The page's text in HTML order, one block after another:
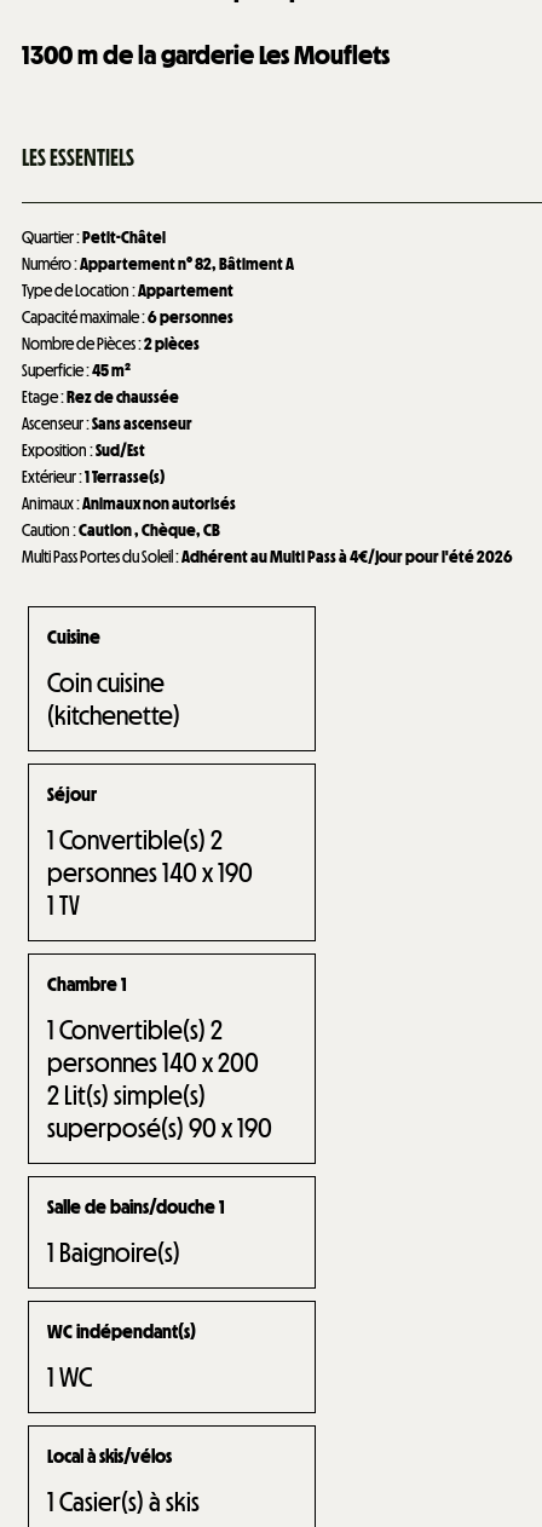
1300m de la garderie Les Mouflets
LES ESSENTIELS
Quartier:Petit-Châtel
Numéro:Appartement n°82 Bâtiment A
Type de Location:Appartement
Capacité maximale:6 personnes
Nombre de Pièces:2 pièces
Superficie:45m²
Etage:Rez de chaussée
Ascenseur:Sans ascenseur
Exposition:Sud/Est
Extérieur:1Terrasse(s)
Animaux:Animaux non autorisés
Caution:Caution Chèque CB
Multi Pass Portes du Soleil :Adhérent au Multi Pass à 4€/jour pour l'été 2026
Cuisine
Coin cuisine
(kitchenette)
Séjour
1Convertible(s) 2
personnes 140 x 190
1TV
Chambre 1
1Convertible(s) 2
personnes 140 x 200
2Lit(s) simple(s)
superposé(s) 90 x 190
Salle de bains/douche 1
1 Baignoire(s)
WC indépendant(s)
1WC
Local à skis/vélos
1Casier(s) à skis